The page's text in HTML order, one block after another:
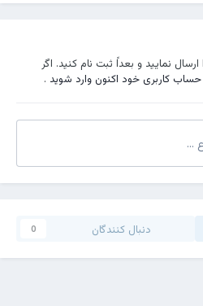
نمایید و بعداً ثبت نام کنید. اگر
حساب کاربری خود اکنون وارد شوید.
...
دنبال کنندگان 0